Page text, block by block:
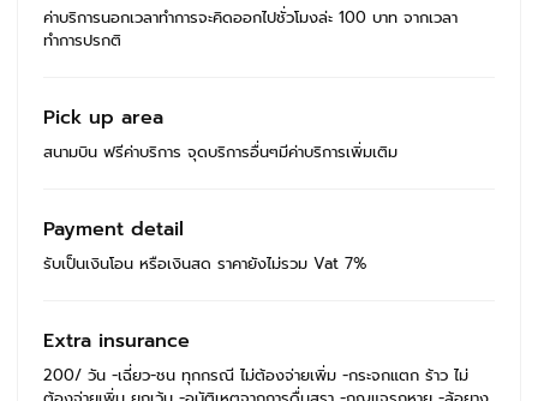
ค่าบริการนอกเวลาทำการจะคิดออกไปชั่วโมงล่ะ 100 บาท จากเวลา
ทำการปรกติ
Pick up area
สนามบิน ฟรีค่าบริการ จุดบริการอื่นๆมีค่าบริการเพิ่มเติม
Payment detail
รับเป็นเงินโอน หรือเงินสด ราคายังไม่รวม Vat 7%
Extra insurance
200/ วัน -เฉี่ยว-ชน ทุกกรณี ไม่ต้องจ่ายเพิ่ม -กระจกแตก ร้าว ไม่